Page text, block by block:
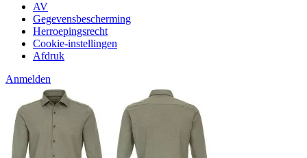
AV
Gegevensbescherming
Herroepingsrecht
Cookie-instellingen
Afdruk
Anmelden